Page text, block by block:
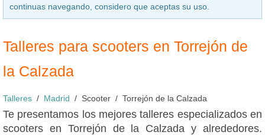
continuas navegando, considero que aceptas su uso.
Talleres para scooters en Torrejón de
la Calzada
Talleres Madrid Scooter Torrejón de la Calzada
Te presentamos los mejores talleres especializados en
scooters en Torrejón de la Calzada y alrededores.